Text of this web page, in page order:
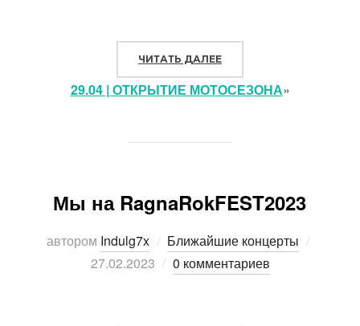
ЧИТАТЬ ДАЛЕЕ
29.04 | ОТКРЫТИЕ МОТОСЕЗОНА»
Мы на RagnaRokFEST2023
автором Indulg7x Ближайшие концерты
27.02.2023
0 комментариев